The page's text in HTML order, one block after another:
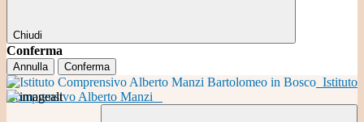
Chiudi
Conferma
Annulla Conferma
Istituto
Comprensivo Alberto Manzi